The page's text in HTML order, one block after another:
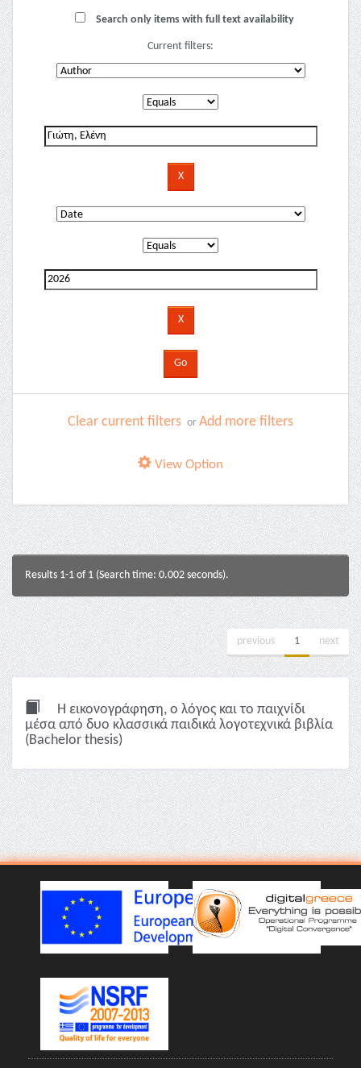
Search only items with full text availability
Current filters:
Clear current filters or Add more filters
View Option
Results 1-1 of 1 (Search time: 0.002 seconds).
previous 1 next
Η εικονογράφηση, ο λόγος και το παιχνίδι
μέσα από δυο κλασσικά παιδικά λογοτεχνικά βιβλία
(Bachelor thesis)